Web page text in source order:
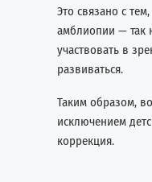
Это связано с
амблиопии — так
участвовать в
развиваться.
Таким образом,
исключением
коррекция.